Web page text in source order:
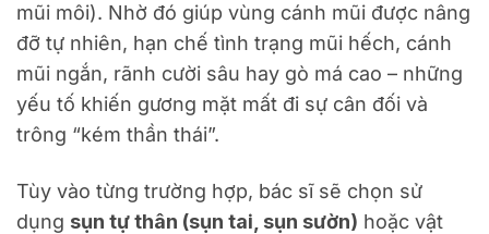
mũi môi). Nhờ đó giúp vùng cánh mũi được nâng
đỡ tự nhiên, hạn chế tình trạng mũi hếch, cánh
mũi ngắn, rãnh cười sâu hay gò má cao – những
yếu tố khiến gương mặt mất đi sự cân đối và
trông “kém thần thái”.
Tùy vào từng trường hợp, bác sĩ sẽ chọn sử
dụng sụn tự thân (sụn tai, sụn sườn) hoặc vật